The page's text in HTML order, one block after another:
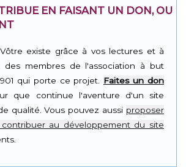
EN FAISANT UN DON, OU
existe grâce à vos lectures et à
des membres de l'association à but
qui porte ce projet. Faites un don
que continue l'aventure d'un site
qualité. Vous pouvez aussi proposer
au développement du site